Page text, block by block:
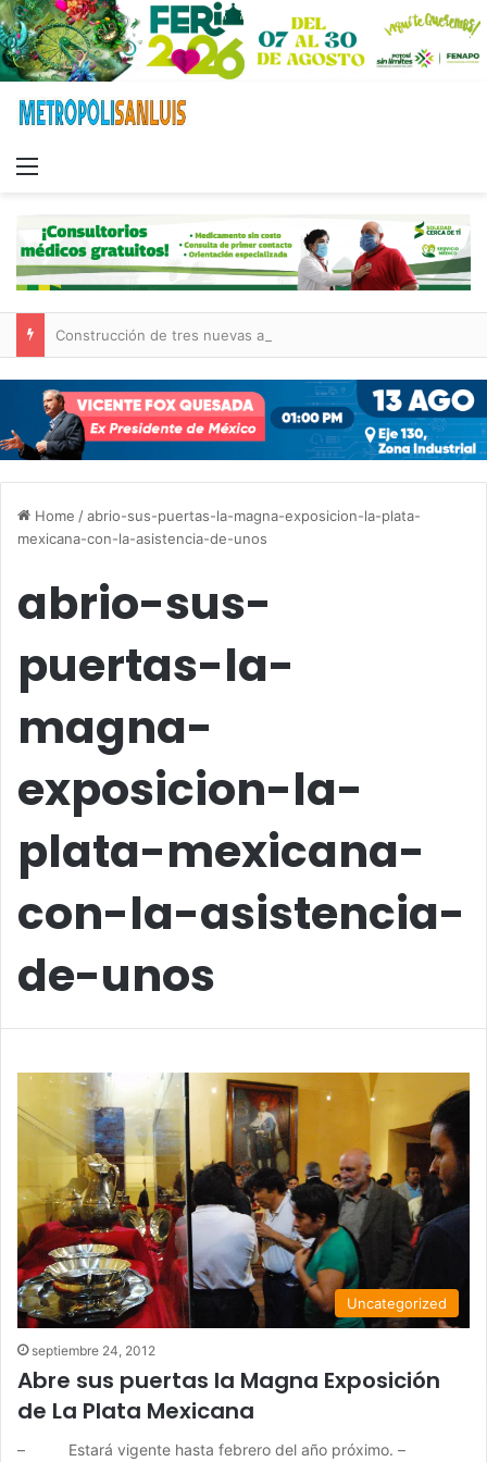
Home /abrio-sus-puertas-la-magna-exposicion-la-plata-
mexicana-con-la-asistencia-de-unos
abrio-sus-
puertas-la-
magna-
exposicion-la-
plata-mexicana-
con-la-asistencia-
de-unos
Uncategorized
septiembre 24, 2012
Abre sus puertas la Magna Exposición
de La Plata Mexicana
– Estará vigente hasta febrero del año próximo. –